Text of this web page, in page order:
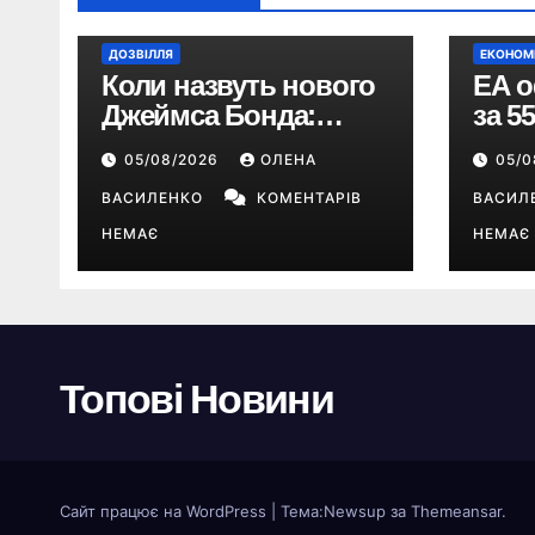
ДОЗВІЛЛЯ
Коли назвуть нового
Джеймса Бонда:
продюсери
повідомили про
терміни кастингу
05/08/2026 ОЛЕНА
ВАСИЛЕНКО
КОМЕНТАРІВ
НЕМАЄ
EA
за
The
05/
НЕМАЄ
Топові Новини
Сайт працює на WordPress Тема:Newsup за Themeansar.